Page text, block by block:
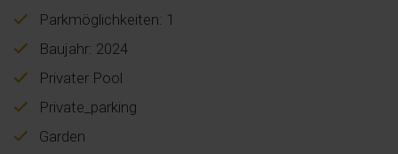
Parkmöglichkeiten: 1
Baujahr: 2024
Privater Pool
Private_parking
Garden